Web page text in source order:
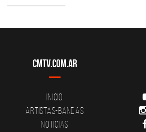
CMTV.com.ar
Inicio
Artistas-Bandas
Noticias